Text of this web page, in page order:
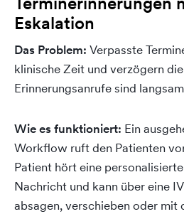
Eskalation
Das Problem: Verpasste
klinische Zeit und verzögern
Erinnerungsanrufe sind
Wie es funktioniert: Ein
Workflow ruft den Patienten
Patient hört eine
Nachricht und kann über eine
absagen, verschieben oder mit